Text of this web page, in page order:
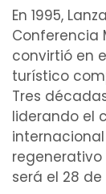
En 1995,
Conferencia
convirtió en
turístico
Tres
liderando el
regenerativo
será el 28